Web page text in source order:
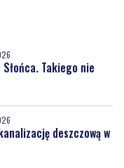
Takiego nie
deszczową w